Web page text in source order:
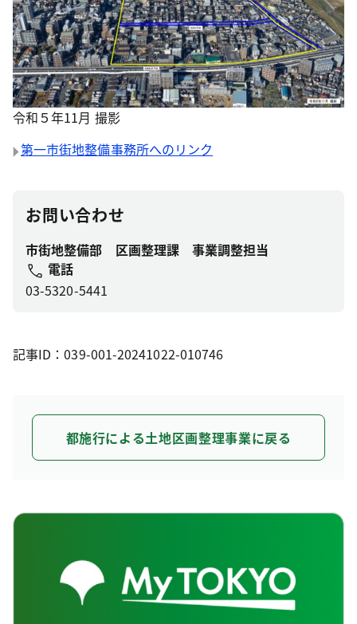
令和５年11月 撮影
第一市街地整備事務所へのリンク
お問い合わせ
市街地整備部 区画整理課 事業調整担当
電話
03-5320-5441
記事ID：039-001-20241022-010746
都施行による土地区画整理事業に戻る